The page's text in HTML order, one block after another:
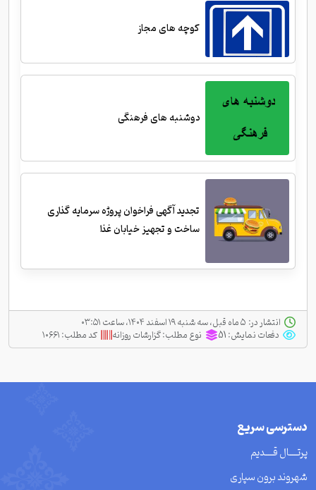
کوچه های مجاز
دوشنبه های فرهنگی
تجدید آگهی فراخوان پروژه سرمایه گذاری
ساخت و تجهیز خیابان غذا
انتشار در:
دفعات نمایش:51 نوع مطلب:گزارشات روزانه کد مطلب:۱۰۶۶۱
دسترسی سریع
پرتــــال قــــدیم
شهروند برون سپاری